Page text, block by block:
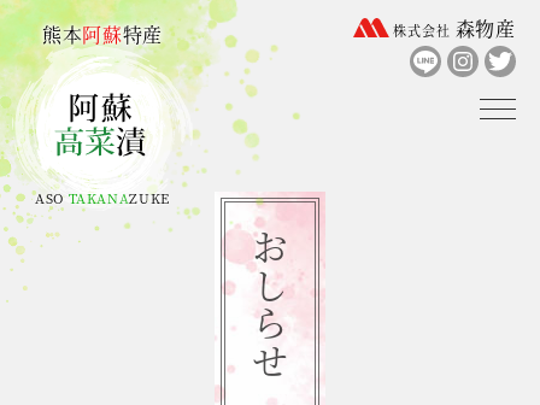
熊本阿蘇特産
ASOTAKANAZUKE
株式会社 森物産
おしらせ